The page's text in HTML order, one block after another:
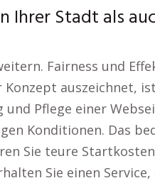
Ihrer Stadt als
Fairness und
auszeichnet, ist
Pflege einer
Konditionen. Das
Sie teure
Sie einen